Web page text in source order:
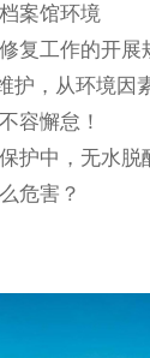
案馆环境
护，从环境因
容懈怠！
危害？